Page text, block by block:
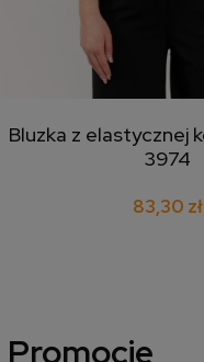
dodaj do
Bluzka z elastycznej
3974
83,30 zł
Promocje